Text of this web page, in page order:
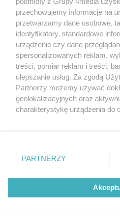
Miasto dziś zatańczy i
Radom Music Camp
Data dodania artykułu:
08.08.2026 13:59
Kategorie artykułu:
Radom
NAJNOWSZE
GALERIE
przechowujemy informacje na
przetwarzamy dane osobowe,
identyfikatory, standardowe
urządzenie czy dane
spersonalizowanych reklam,
treści, pomiar reklam i treści,
ulepszanie usług. Za zgodą
Partnerzy możemy używać
geolokalizacyjnych oraz
charakterystykę urządzenia do
zmienić/wycofać klikając
znajdujący się w lewym
użytkownika, ale masz prawo
przetwarzaniu. Preferencje
PARTNERZY